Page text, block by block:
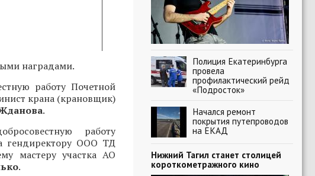
наградами.
работу Почетной
крана (крановщик)
.
работу
гендиректору ООО ТД
мастеру участка АО
.
Полиция Екатеринбурга
провела
профилактический рейд
«Подросток»
Начался ремонт
покрытия путепроводов
на ЕКАД
Нижний Тагил станет столицей
короткометражного кино